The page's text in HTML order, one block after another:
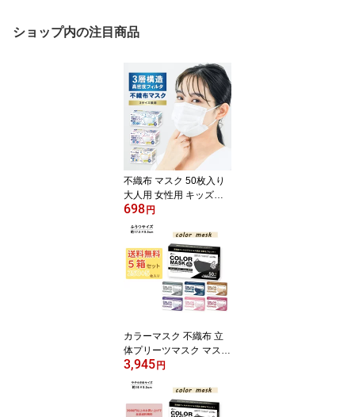
ショップ内の注目商品
不織布 マスク 50枚入り
大人用 女性用 キッズ用
子ども用 耳 痛くなりに
くい 立体プリーツ 本 国
内発送 普通 サイズ 三層
構造 ノーズフィット 男
女兼用 白 ホワイト レデ
ィース 小さい 使い捨て
小顔マスク カラーマスク
698 円
カラーマスク 不織布 立
体プリーツマスク マスク
不織布 耳かけふわふわ
グレー 50+1枚入り 5箱
セット 血色マスク 3層構
造 息しやすい フィット
3,945 円